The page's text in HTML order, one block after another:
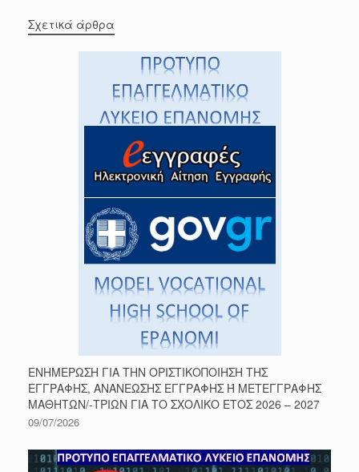
Σχετικά άρθρα
ΕΝΗΜΕΡΩΣΗ ΓΙΑ ΤΗΝ ΟΡΙΣΤΙΚΟΠΟΙΗΣΗ ΤΗΣ
ΕΓΓΡΑΦΗΣ, ΑΝΑΝΕΩΣΗΣ ΕΓΓΡΑΦΗΣ Ή ΜΕΤΕΓΓΡΑΦΗΣ
ΜΑΘΗΤΩΝ/-ΤΡΙΩΝ ΓΙΑ ΤΟ ΣΧΟΛΙΚΟ ΕΤΟΣ 2026 – 2027
09/07/2026